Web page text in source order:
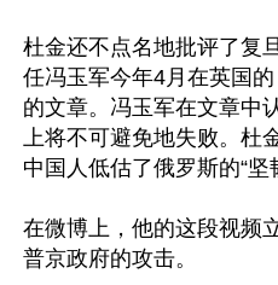
杜金还不点名地批评了复
任冯玉军今年4月在英国
的文章。冯玉军在文章中
上将不可避免地失败。杜
中国人低估了俄罗斯的“坚
在微博上，他的这段视频
普京政府的攻击。